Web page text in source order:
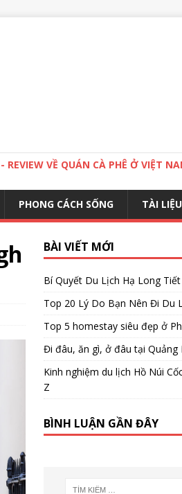
VỀ QUÁN CÀ PHÊ Ở VIỆT
PHONG CÁCH SỐNG TÀI
BÀI VIẾT MỚI
Bí Quyết Du Lịch Hạ Long
Top 20 Lý Do Bạn Nên Đi Du
Top 5 homestay siêu đẹp ở
Đi đâu, ăn gì, ở đâu tại Quảng
Kinh nghiệm du lịch Hồ Núi
Z
BÌNH LUẬN GẦN ĐÂY